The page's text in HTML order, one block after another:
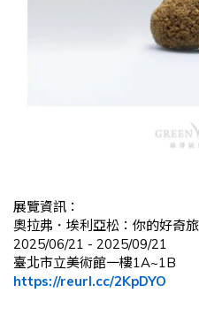
展覽資訊：
奧拉弗．埃利亞松：你的好奇
2025/06/21 - 2025/09/21
臺北市立美術館一樓1A~1B
https://reurl.cc/2KpDYO